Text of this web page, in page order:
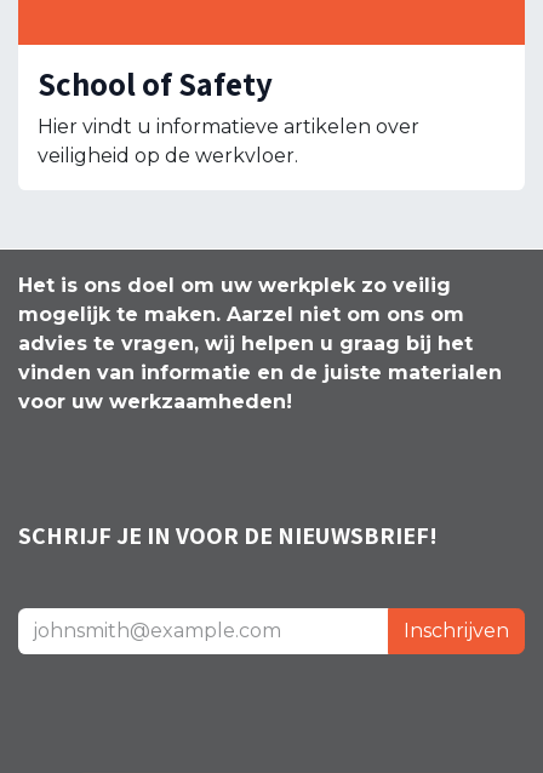
School of Safety
Hier vindt u informatieve artikelen over
veiligheid op de werkvloer.
Het is ons doel om uw werkplek zo veilig
mogelijk te maken. Aarzel niet om ons om
advies te vragen, wij helpen u graag bij het
vinden van informatie en de juiste materialen
voor uw werkzaamheden!
SCHRIJF JE IN VOOR DE NIEUWSBRIEF!
Inschrijven